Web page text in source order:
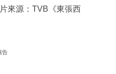
來源：TVB《東張西
告